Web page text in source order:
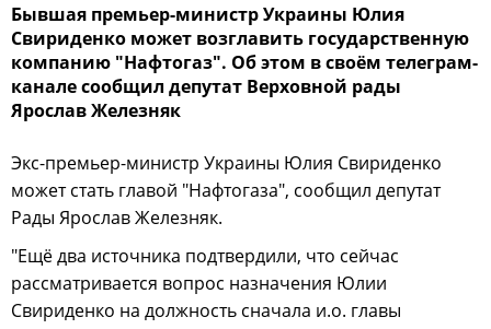
Бывшая премьер-министр Украины Юлия
Свириденко может возглавить государственную
компанию "Нафтогаз". Об этом в своём телеграм-
канале сообщил депутат Верховной рады
Ярослав Железняк
Экс-премьер-министр Украины Юлия Свириденко
может стать главой "Нафтогаза", сообщил депутат
Рады Ярослав Железняк.
"Ещё два источника подтвердили, что сейчас
рассматривается вопрос назначения Юлии
Свириденко на должность сначала и.о. главы